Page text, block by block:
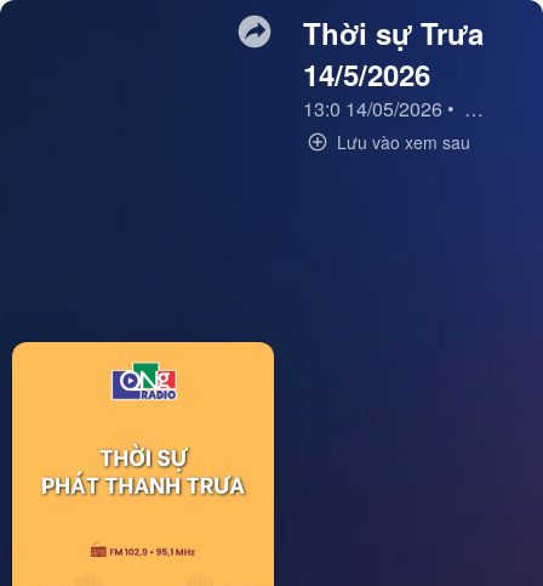
Thời sự Trưa
14/5/2026
13:0 14/05/2026 • Thời sự
Lưu vào xem sau